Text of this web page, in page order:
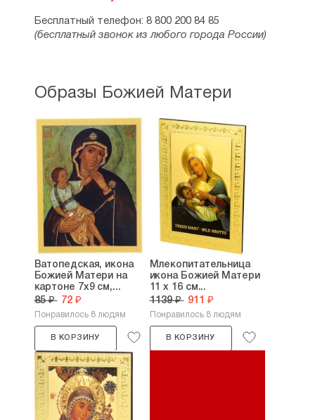
Бесплатный телефон: 8 800 200 84 85
(бесплатный звонок из любого города России)
Образы Божией Матери
Ватопедская, икона
Божией Матери на
картоне 7х9 см,...
85 ₽ 72 ₽
Понравилось 8 людям
В КОРЗИНУ
Млекопитательница
икона Божией Матери
11 х 16 см...
1139 ₽ 911 ₽
Понравилось 8 людям
В КОРЗИНУ